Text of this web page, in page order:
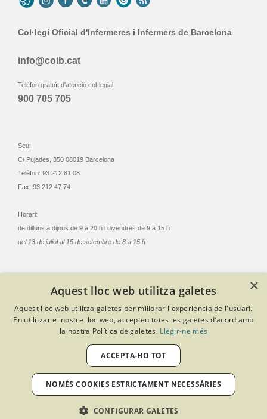
Col·legi Oficial d'Infermeres i Infermers de Barcelona
info@coib.cat
Telèfon gratuït d'atenció col·legial:
900 705 705
Seu:
C/ Pujades, 350 08019 Barcelona
Telèfon: 93 212 81 08
Fax: 93 212 47 74
Horari:
de dilluns a dijous de 9 a 20 h i divendres de 9 a 15 h
del 13 de juliol al 15 de setembre de 8 a 15 h
© Col·legi Oficial Infermeres i Infermers de Barcelona
Criteris de privacitat
Política de cookies
Avís legal
Política de protecció de dades
Política de qualitat
Desenvolupat amb Softeng Portal Builder
×
Aquest lloc web utilitza galetes
Aquest lloc web utilitza galetes per millorar l'experiència de l'usuari.
En utilitzar el nostre lloc web, accepteu totes les galetes d’acord amb
la nostra Política de galetes. Llegir-ne més
ACCEPTA-HO TOT
NOMÉS COOKIES ESTRICTAMENT NECESSÀRIES
CONFIGURAR GALETES